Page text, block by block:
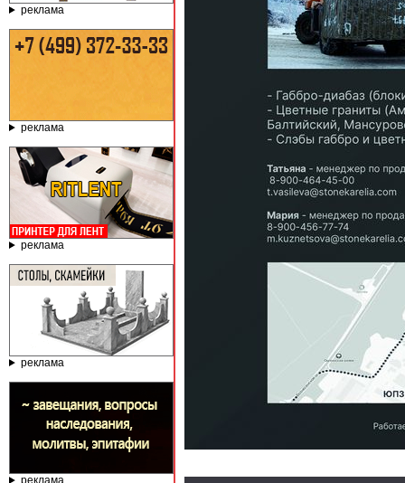
реклама
реклама
реклама
реклама
реклама